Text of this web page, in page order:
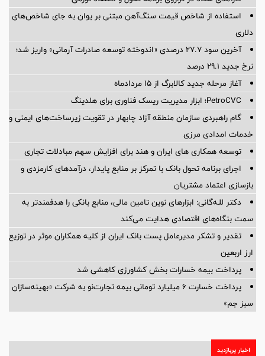
استفاده از شاخص قیمت سنگ‌آهن مبتنی بر یوان به جای شاخص‌های
دلاری
آخرین سود ۲۷.۷ درصدی «اندوخته توسعه صادرات آرمانی» واریز شد؛
نرخ جدید ۲۹.۱ درصد
آغاز مرحله جدید کالابرگ از ۱۵ مردادماه
PetroCVC؛ ابزار مدیریت ریسک فناوری برای هلدینگ
گام راهبردی سازمان منطقه آزاد چابهار در تقویت زیرساخت‌های ایمنی و
خدمات امدادی مرزی
توسعه همکاری های ایران و هند برای افزایش سهم مبادلات تجاری
اجرای برنامه تحول بانک با تمرکز بر منابع پایدار، درآمدهای کارمزدی و
بازسازی اعتماد مشتریان
دکتر للـه‌گانی: ابزارهای نوین تامین مالی، منابع بانکی را هدفمندتر به
سمت بنگاه‌های اقتصادی هدایت می‌کند
تقدیر و تشکر مدیرعامل پست بانک ایران از کلیه همکاران موثر در توزیع
ارز اربعین
پرداخت بیمه خسارات بخش کشاورزی کاهشی شد
پرداخت خسارت ۶ میلیارد تومانی بیمه تجارت‌نو به شرکت «بهینه‌سازان
سبز جم»
اخبار پربازدید